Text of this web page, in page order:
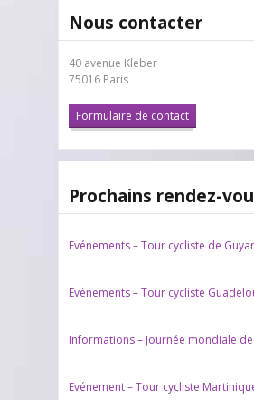
Nous contacter
40 avenue Kleber
75016 Paris
Formulaire de contact
Prochains rendez-
Evénements – Tour cycliste de
Evénements – Tour cycliste
Informations – Journée mondiale
Evénement – Tour cycliste